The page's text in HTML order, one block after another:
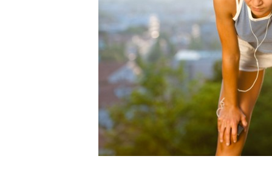
και μύρτιλα
Οι 4 πιο λαχταριστές
σούπες για τον χειμώνα